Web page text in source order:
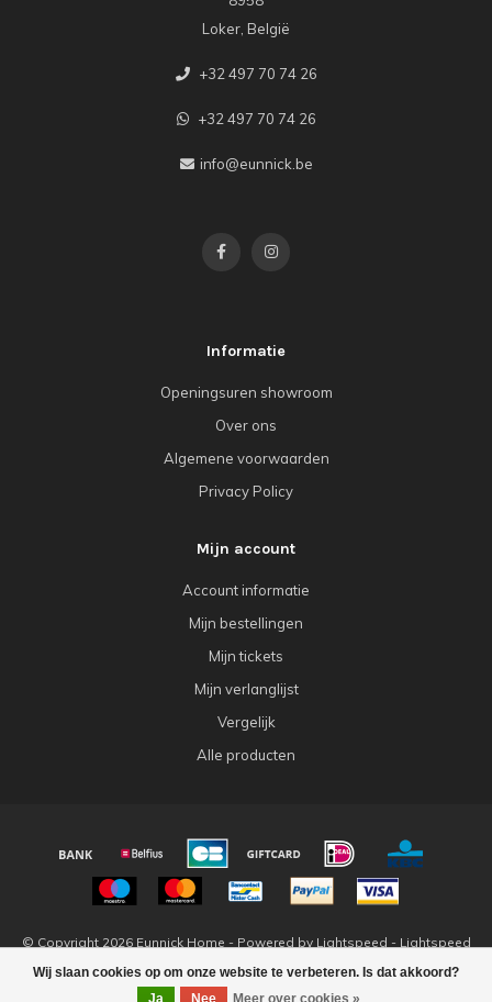
Wij slaan cookies op om onze website te verbeteren. Is dat akkoord?
Ja
Nee Meer over cookies »
Loker, België
+32 497 70 74 26
+32 497 70 74 26
info@eunnick.be
Informatie
Openingsuren showroom
Over ons
Algemene voorwaarden
Privacy Policy
Mijn account
Account informatie
Mijn bestellingen
Mijn tickets
Mijn verlanglijst
Vergelijk
Alle producten
© Copyright 2026 Eunnick Home - Powered by Lightspeed - Lightspeed
designbyDyvelopment